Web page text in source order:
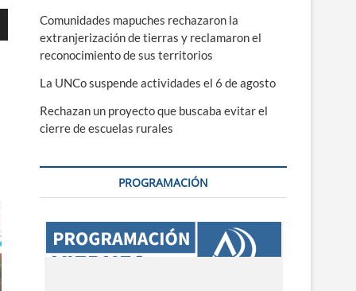
Comunidades mapuches rechazaron la
extranjerización de tierras y reclamaron el
reconocimiento de sus territorios
La UNCo suspende actividades el 6 de agosto
Rechazan un proyecto que buscaba evitar el
cierre de escuelas rurales
PROGRAMACIÓN